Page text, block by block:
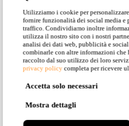
Utilizziamo i cookie per
fornire funzionalità dei social media e
traffico. Condividiamo inoltre
utilizza il nostro sito con i nostri
analisi dei dati web, pubblicità e
combinarle con altre informazioni che
raccolto dal suo utilizzo dei loro
privacy policy completa per ricevere
Accetta solo necessari
Mostra dettagli
Abitazione privata